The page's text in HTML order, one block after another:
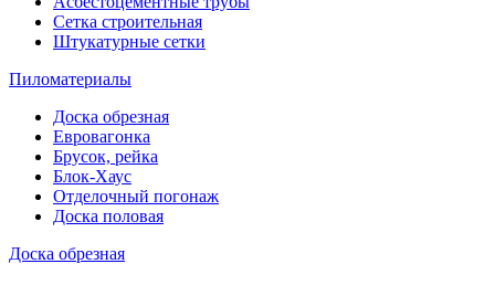
Сетка строительная
Штукатурные сетки
Пиломатериалы
Доска обрезная
Евровагонка
Брусок, рейка
Блок-Хаус
Отделочный погонаж
Доска половая
Доска обрезная